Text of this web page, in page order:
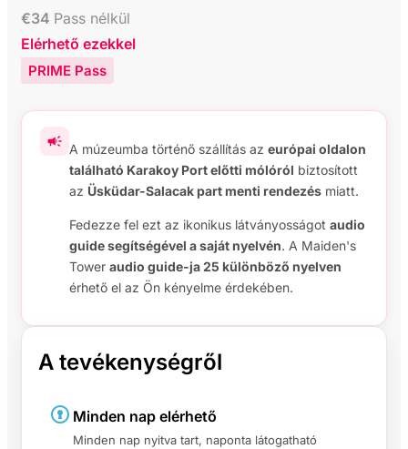
€34 Pass nélkül
Elérhető ezekkel
PRIME Pass
A múzeumba történő szállítás az európai oldalon
található Karakoy Port előtti mólóról biztosított
az Üsküdar-Salacak part menti rendezés miatt.
Fedezze fel ezt az ikonikus látványosságot audio
guide segítségével a saját nyelvén. A Maiden's
Tower audio guide-ja 25 különböző nyelven
érhető el az Ön kényelme érdekében.
A tevékenységről
Minden nap elérhető
Minden nap nyitva tart, naponta látogatható